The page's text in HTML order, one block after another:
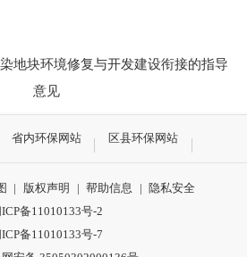
地块环境修复与开发建设衔接的指导
意见
省内环保网站 区县环保网站
| 版权声明 | 帮助信息 | 隐私安全
ICP备11010133号-2
ICP备11010133号-7